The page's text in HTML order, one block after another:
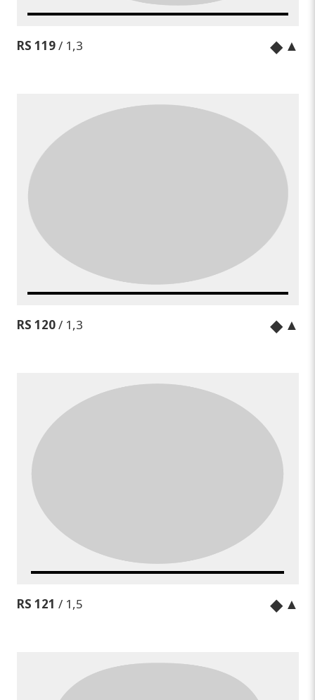
RS 119/ 1,3 ◆ ▲
RS 120/ 1,3 ◆ ▲
RS 121 / 1,5 ◆ ▲